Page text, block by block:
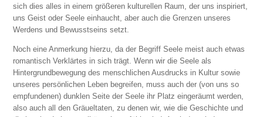
sich dies alles in einem größeren kulturellen Raum, der uns inspiriert,
uns Geist oder Seele einhaucht, aber auch die Grenzen unseres
Werdens und Bewusstseins setzt.
Noch eine Anmerkung hierzu, da der Begriff Seele meist auch etwas
romantisch Verklärtes in sich trägt. Wenn wir die Seele als
Hintergrundbewegung des menschlichen Ausdrucks in Kultur sowie
unseres persönlichen Leben begreifen, muss auch der (von uns so
empfundenen) dunklen Seite der Seele ihr Platz eingeräumt werden,
also auch all den Gräueltaten, zu denen wir, wie die Geschichte und